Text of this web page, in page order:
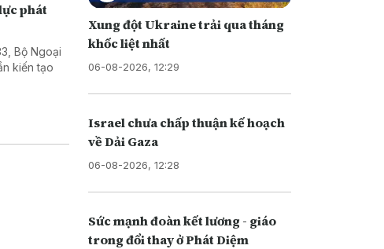
phát
Bộ Ngoại
kiến tạo
Xung đột Ukraine trải qua tháng
khốc liệt nhất
06-08-2026, 12:29
Israel chưa chấp thuận kế hoạch
về Dải Gaza
06-08-2026, 12:28
Sức mạnh đoàn kết lương - giáo
trong đổi thay ở Phát Diệm